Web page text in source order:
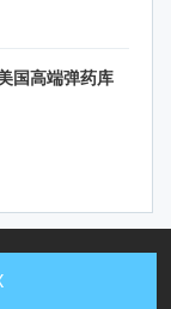
国高端弹药库